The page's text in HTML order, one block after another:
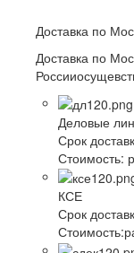
Доставка по
Доставка по
Деловые
Срок
Стоимость:
КСЕ
Срок
Стоимость: